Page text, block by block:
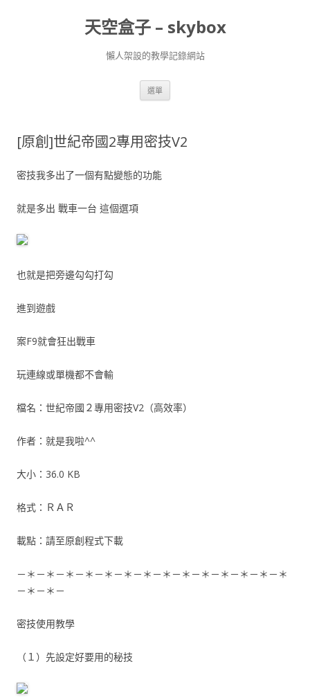
天空盒子 – skybox
懶人架設的教學記錄網站
選單
容
[原創]世紀帝國2專用密技V2
密技我多出了一個有點變態的功能
就是多出 戰車一台 這個選項
也就是把旁邊勾勾打勾
進到遊戲
案F9就會狂出戰車
玩連線或單機都不會輸
檔名：世紀帝國２專用密技V2（高效率）
作者：就是我啦^^
大小：36.0 KB
格式：ＲＡＲ
載點：請至原創程式下載
－＊－＊－＊－＊－＊－＊－＊－＊－＊－＊－＊－＊－＊－＊
－＊－＊－
密技使用教學
（１）先設定好要用的秘技